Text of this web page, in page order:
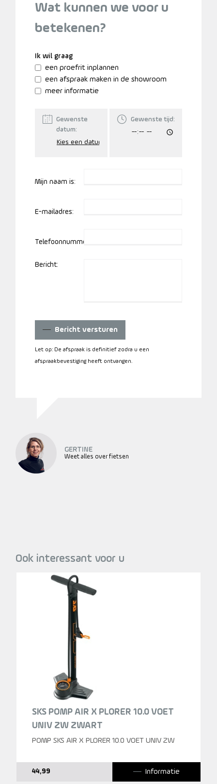
Wat kunnen we voor u
betekenen?
Ik wil graag
een proefrit inplannen
een afspraak maken in de showroom
meer informatie
Gewenste
datum:
Gewenste tijd:
Mijn naam is:
E-mailadres:
Telefoonnummer:
Bericht:
Bericht versturen
Let op: De afspraak is definitief zodra u een
afspraakbevestiging heeft ontvangen.
GERTINE
Weet alles over fietsen
Ook interessant voor u
SKS POMP AIR X PLORER 10.0 VOET
UNIV ZW ZWART
POMP SKS AIR X PLORER 10.0 VOET UNIV ZW
44,99 Informatie